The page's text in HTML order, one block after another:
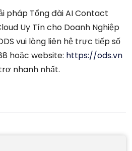
pháp Tổng đài AI Contact
Uy Tín cho Doanh Nghiệp
vui lòng liên hệ trực tiếp số
hoặc website: https://ods.vn
nhanh nhất.